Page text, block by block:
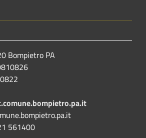
Bompietro PA
561400